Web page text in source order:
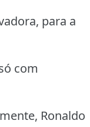
para a
com
Ronaldo